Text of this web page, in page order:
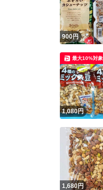
900円
1,080円
最大10%対象
1,680円